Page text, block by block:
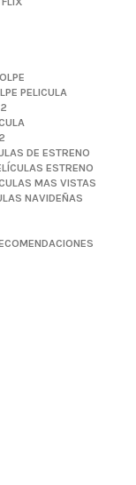
PELICULA
DE ESTRENO
ESTRENO
MAS VISTAS
NAVIDEÑAS